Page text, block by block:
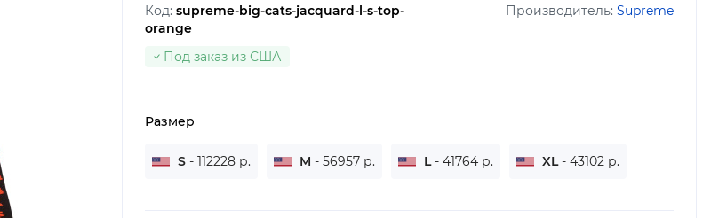
Код: supreme-big-cats-jacquard-l-s-top-
orange
Производитель: Supreme
Под заказ из США
Размер
S - 112228 р. M - 56957 р. L- 41764 р. XL- 43102 р.